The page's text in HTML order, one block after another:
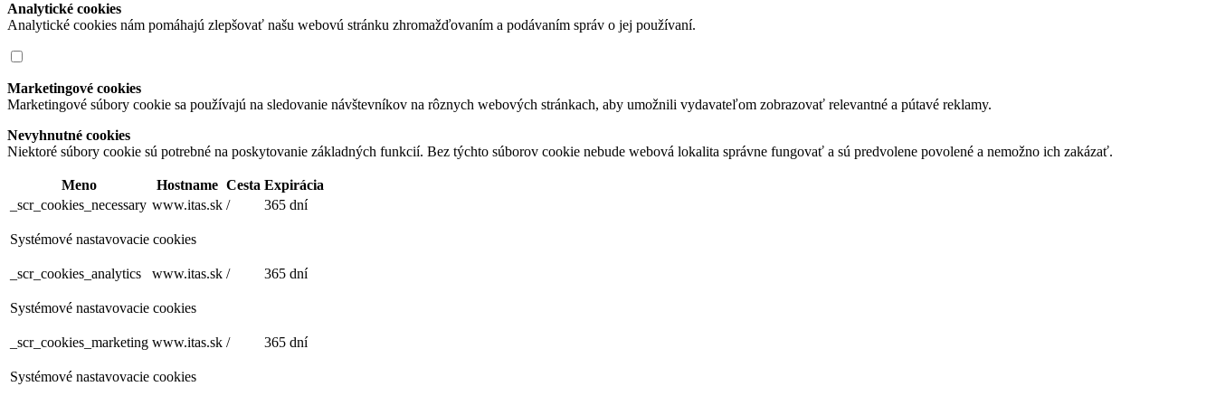
Analytické cookies
Analytické cookies nám pomáhajú zlepšovať našu webovú stránku zhromažďovaním a podávaním správ o jej používaní.
Marketingové cookies
Marketingové súbory cookie sa používajú na sledovanie návštevníkov na rôznych webových stránkach, aby umožnili vydavateľom zobrazovať relevantné a pútavé reklamy.
Nevyhnutné cookies
Niektoré súbory cookie sú potrebné na poskytovanie základných funkcií. Bez týchto súborov cookie nebude webová lokalita správne fungovať a sú predvolene povolené a nemožno ich zakázať.
Meno Hostname Cesta Expirácia
_scr_cookies_necessary www.itas.sk / 365 dní
Systémové nastavovacie cookies
_scr_cookies_analytics www.itas.sk / 365 dní
Systémové nastavovacie cookies
_scr_cookies_marketing www.itas.sk / 365 dní
Systémové nastavovacie cookies